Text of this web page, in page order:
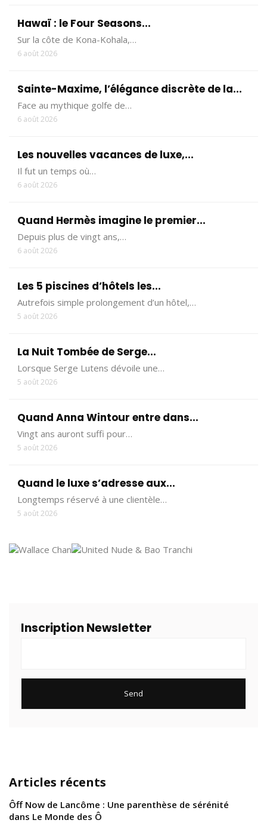
Hawaï : le Four Seasons...
Sur la côte de Kona-Kohala,…
6 août 2026
Sainte-Maxime, l’élégance discrète de la...
Face au mythique golfe de…
6 août 2026
Les nouvelles vacances de luxe,...
Il fut un temps où…
6 août 2026
Quand Hermès imagine le premier...
Depuis plus de vingt ans,…
6 août 2026
Les 5 piscines d’hôtels les...
Autrefois simple prolongement d’un hôtel,…
5 août 2026
La Nuit Tombée de Serge...
Lorsque Serge Lutens dévoile une…
5 août 2026
Quand Anna Wintour entre dans...
Vingt ans auront suffi pour…
5 août 2026
Quand le luxe s’adresse aux...
Longtemps réservé à une clientèle…
5 août 2026
Inscription Newsletter
Articles récents
Ôff Now de Lancôme : Une parenthèse de sérénité
dans Le Monde des Ô